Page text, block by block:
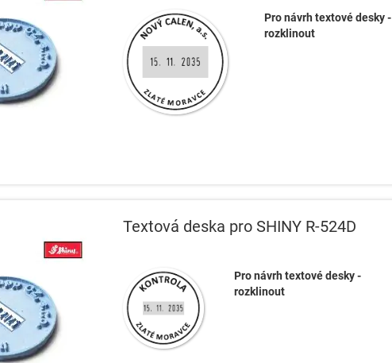
Pro návrh textové desky -
rozklinout
Textová deska pro SHINY R-524D
Pro návrh textové desky -
rozklinout